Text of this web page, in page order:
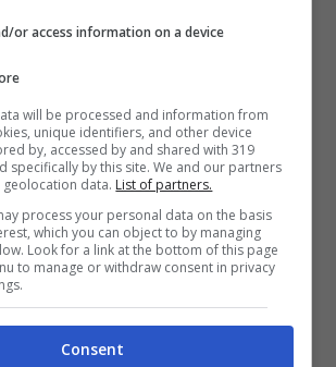
2026/2027
evento culturale: ‘Ascoli
il 29 giugno
or access information on a device
will be processed and information from
unique identifiers, and other device
by, accessed by and shared with 319
specifically by this site. We and our partners
geolocation data. List of partners.
process your personal data on the basis
which you can object to by managing
Look for a link at the bottom of this page
to manage or withdraw consent in privacy
Consent